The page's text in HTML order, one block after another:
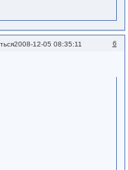
6
2008-12-05 08:35:11